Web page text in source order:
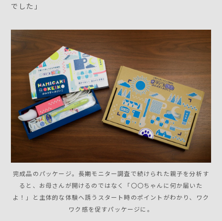
でした」
完成品のパッケージ。長期モニター調査で続けられた親子を分析す
ると、お母さんが開けるのではなく「〇〇ちゃんに何か届いた
よ！」と主体的な体験へ誘うスタート時のポイントがわかり、ワク
ワク感を促すパッケージに。